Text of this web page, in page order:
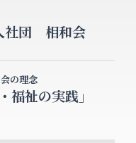
社団 相和会
の理念
福祉の実践」